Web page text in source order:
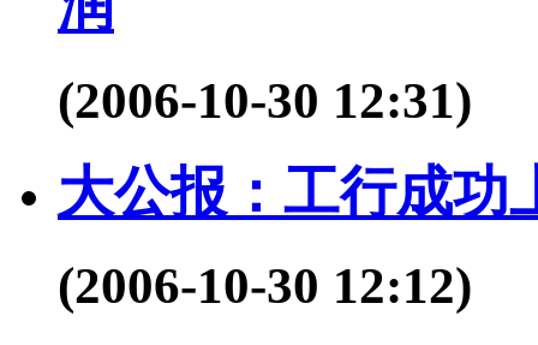
(2006-10-30 12:31)
大公报：工行成功
(2006-10-30 12:12)